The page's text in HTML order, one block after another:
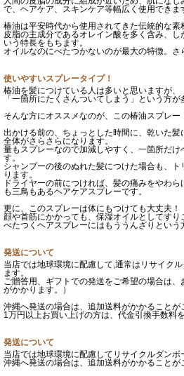
で、ヘアケア、スキンケア等幅広く使用できま
椿油は平安時代から使用されてきた伝統的な素
皮脂の主成分であるオレイン酸を多く含み、
いう特長をもちます。
オイルなのにべたつかないのが最大の特徴。
使いやすいスプレータイプ！
椿油を髪につけている人は多いと思いますが、
「一箇所にたくさんついてしまう」という方
そんな方にオススメなのが、この椿油スプレー
出かける前の、ちょっとした時間に、乾いた
全体がさらさらになります。
量もスプレーなので加減しやすく、一箇所だ
す。
シャンプーの後のぬれた髪につけた場合も、
ります。
ドライヤーの前につければ、髪の痛みをやわ
も三鳥もあるヘアケアスプレーです。
更に、このスプレーは体にもつけても大丈夫！
顔や首筋にかかっても、保湿オイルとしてすり
べたつくヘアスプレーにはもううんざりという
発送について
当店では地球環境に配慮して,通常はリサイク
ます。
ご贈答用、ギフトでの発送をご希望の場合は
がかかります。）
沖縄へ発送の場合は、追加送料がかかることが
1万円以上お買い上げの方は、代金引換手数料
発送について
当店では地球環境に配慮してリサイクルダン
沖縄へ発送の場合は、追加送料がかかることが